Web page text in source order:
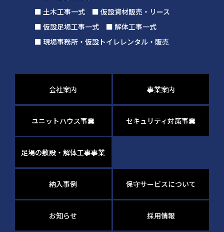
■ 土木工事一式 ■ 仮設資材販売・リース
■ 仮設足場工事一式 ■ 解体工事一式
■ 現場事務所・仮設トイレレンタル・販売
会社案内 事業案内
ユニットハウス事業 セキュリティ対策事業
足場の敷設・解体工事事業
納入事例 保守サービスについて
お知らせ 採用情報